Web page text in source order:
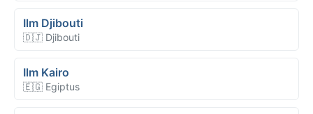
Ilm Djibouti
🇩🇯 Djibouti
Ilm Kairo
🇪🇬 Egiptus